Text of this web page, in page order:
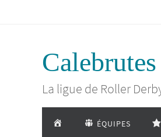
La ligue de Roller
vers
ACCUEIL ÉQUIPES